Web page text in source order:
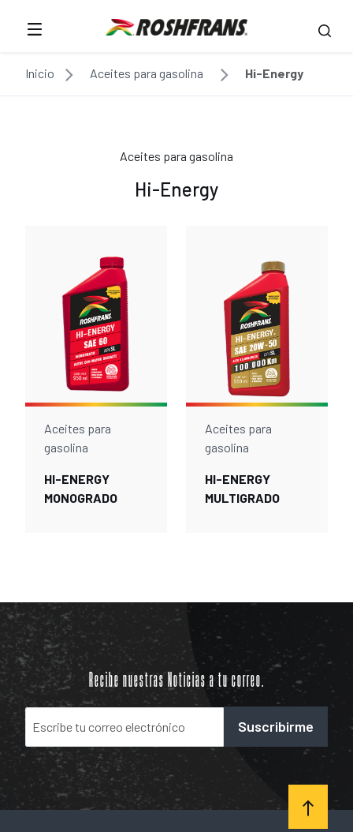
Inicio Aceites para gasolina Hi-Energy
Aceites para gasolina
Hi-Energy
Aceites para
gasolina
HI-ENERGY
MONOGRADO
Aceites para
gasolina
HI-ENERGY
MULTIGRADO
Recibe nuestras Noticias a tu correo.
Suscribirme